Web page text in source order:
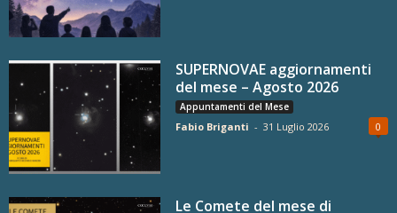
SUPERNOVAE aggiornamenti
del mese – Agosto 2026
Appuntamenti del Mese
Fabio Briganti - 31 Luglio 2026 0
Le Comete del mese di